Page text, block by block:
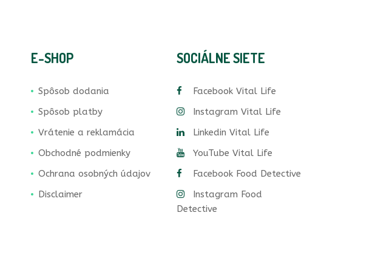
E-SHOP
Spôsob dodania
Spôsob platby
Vrátenie a reklamácia
Obchodné podmienky
Ochrana osobných údajov
Disclaimer
SOCIÁLNE SIETE
Facebook Vital Life
Instagram Vital Life
Linkedin Vital Life
YouTube Vital Life
Facebook Food Detective
Instagram Food
Detective